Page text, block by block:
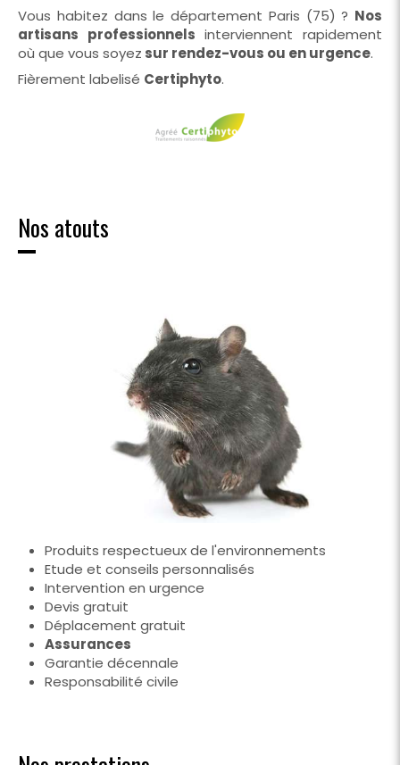
Vous habitez dans le département Paris (75) ? Nos
artisans professionnels interviennent rapidement
où que vous soyez sur rendez-vous ou en urgence.
Fièrement labelisé Certiphyto.
Nos atouts
Produits respectueux de l'environnements
Etude et conseils personnalisés
Intervention en urgence
Devis gratuit
Déplacement gratuit
Assurances
Garantie décennale
Responsabilité civile